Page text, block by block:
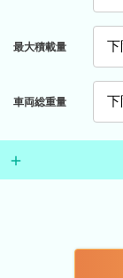
最大積載量
車両総重量